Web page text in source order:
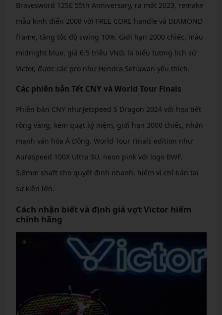
Bravesword 12SE 55th Anniversary, ra mắt 2023, remake
mẫu kinh điển 2008 với FREE CORE handle và DIAMOND
frame, tăng tốc độ swing 10%. Giới hạn 2000 chiếc, màu
midnight blue, giá 6.5 triệu VND, là biểu tượng lịch sử
Victor, được các pro như Hendra Setiawan yêu thích.
Các phiên bản Tết CNY và World Tour Finals
Phiên bản CNY như Jetspeed S Dragon 2024 với họa tiết
rồng vàng, kèm quạt kỷ niệm, giới hạn 3000 chiếc, nhấn
mạnh văn hóa Á Đông. World Tour Finals edition như
Auraspeed 100X Ultra 3U, neon pink với logo BWF,
5.8mm shaft cho quyết định nhanh, hiếm vì chỉ bán tại
sự kiện lớn.
Cách nhận biết và định giá vợt Victor hiếm
chính hãng